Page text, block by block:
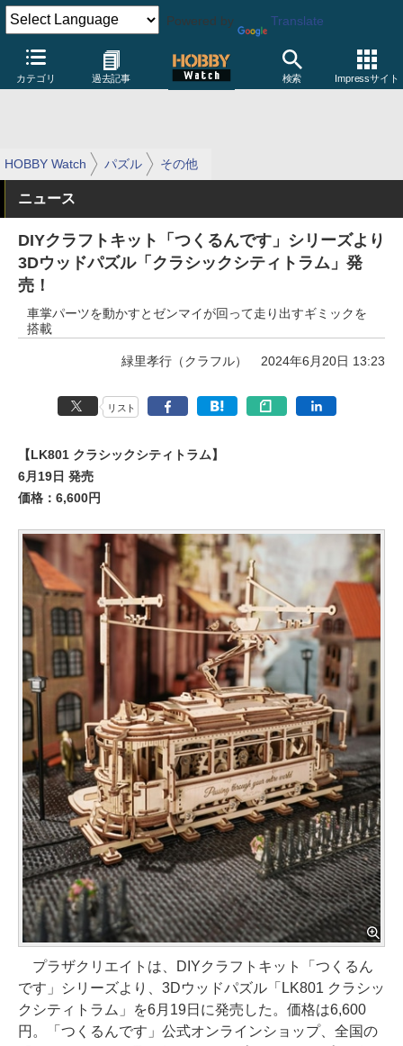
Powered by Translate
カテゴリ 過去記事 検索 Impressサイト
HOBBY Watch パズル その他
ニュース
DIYクラフトキット「つくるんです」シリーズより
3Dウッドパズル「クラシックシティトラム」発
売！
車掌パーツを動かすとゼンマイが回って走り出すギミックを
搭載
緑里孝行（クラフル） 2024年6月20日 13:23
リスト
【LK801 クラシックシティトラム】
6月19日 発売
価格：6,600円
プラザクリエイトは、DIYクラフトキット「つくるん
です」シリーズより、3Dウッドパズル「LK801 クラシッ
クシティトラム」を6月19日に発売した。価格は6,600
円。「つくるんです」公式オンラインショップ、全国の